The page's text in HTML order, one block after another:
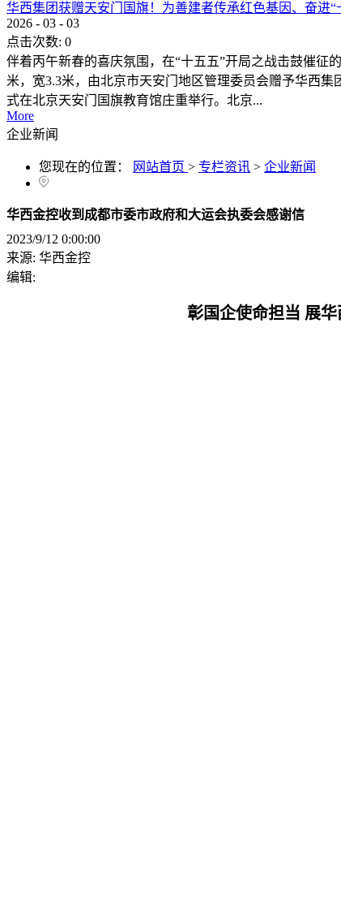
华西集团获赠天安门国旗！为善建者传承红色基因、奋进“
2026 - 03 - 03
点击次数: 0
伴着丙午新春的喜庆氛围，在“十五五”开局之战击鼓催征
米，宽3.3米，由北京市天安门地区管理委员会赠予华西
式在北京天安门国旗教育馆庄重举行。北京...
More
企业新闻
您现在的位置： 网站首页 > 专栏资讯 > 企业新闻
华西金控收到成都市委市政府和大运会执委会感谢信
2023/9/12 0:00:00
来源: 华西金控
编辑:
彰国企使命担当 展